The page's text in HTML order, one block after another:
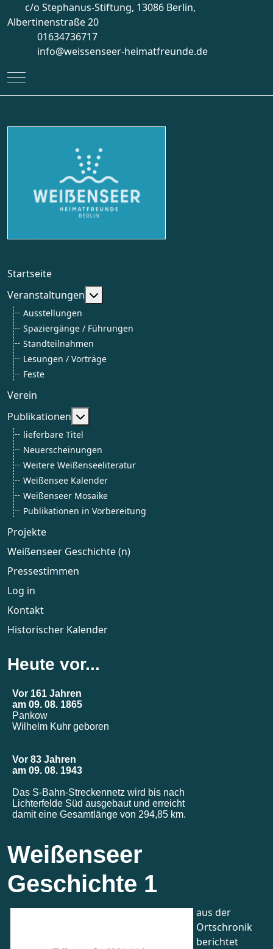
c/o Stephanus-Stiftung, 13086 Berlin,
Albertinenstraße 20
01634736717
info@weissenseer-heimatfreunde.de
Mobile Menu Toggle
Startseite
Veranstaltungen
Weitere Informationen:
Ausstellungen
Spaziergänge / Führungen
Standteilnahmen
Lesungen / Vorträge
Feste
Verein
Publikationen
Weitere Informationen: Publikationen
lieferbare Titel
Neuerscheinungen
Weitere Weißenseeliteratur
Weißensee Kalender
Weißenseer Mosaike
Publikationen in Vorbereitung
Projekte
Weißenseer Geschichte (n)
Pressestimmen
Log in
Kontakt
Historischer Kalender
Heute vor...
Weißenseer
Geschichte 1
aus der
Ortschronik
berichtet